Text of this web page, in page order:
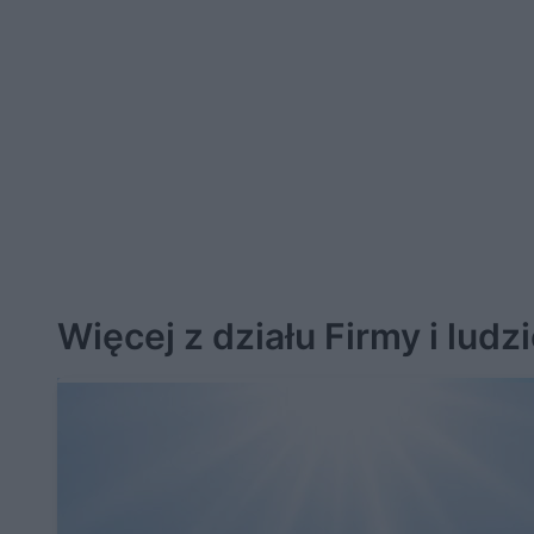
Więcej z działu Firmy i